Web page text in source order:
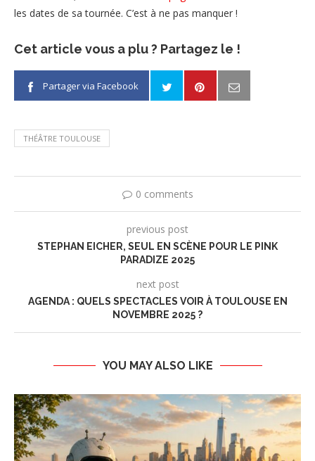
les dates de sa tournée. C’est à ne pas manquer !
Cet article vous a plu ? Partagez le !
Partager via Facebook
THÉÂTRE TOULOUSE
0 comments
previous post
STEPHAN EICHER, SEUL EN SCÈNE POUR LE PINK
PARADIZE 2025
next post
AGENDA : QUELS SPECTACLES VOIR À TOULOUSE EN
NOVEMBRE 2025 ?
YOU MAY ALSO LIKE